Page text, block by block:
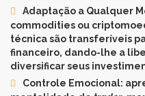
Adaptação a Qualquer
commodities ou
técnica são transferíveis
financeiro, dando-lhe a
diversificar seus
Controle Emocional: